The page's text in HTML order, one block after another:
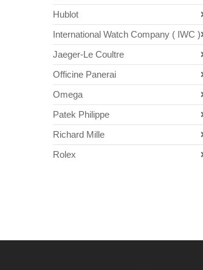
Hublot
International Watch Company ( IWC )
Jaeger-Le Coultre
Officine Panerai
Omega
Patek Philippe
Richard Mille
Rolex